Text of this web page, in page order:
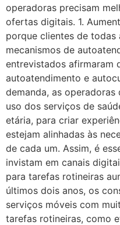
operadoras precisam
ofertas digitais. 1.
porque clientes de todas
mecanismos de
entrevistados afirmaram
autoatendimento e
demanda, as
uso dos serviços de
etária, para criar
estejam alinhadas às
de cada um. Assim, é
invistam em canais
para tarefas rotineiras
últimos dois anos, os
serviços móveis com
tarefas rotineiras, como